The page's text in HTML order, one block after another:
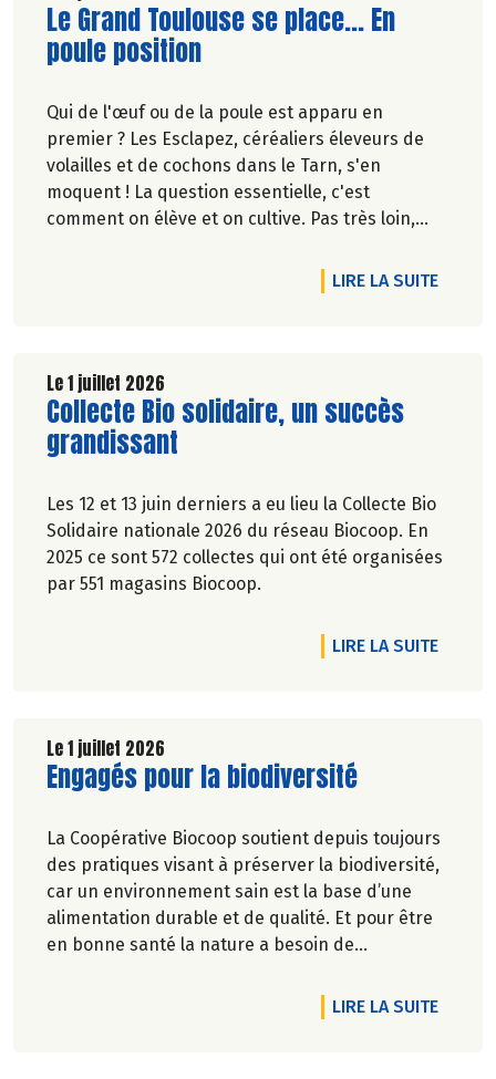
Lire la suite de l'article
Le Grand Toulouse se place... En
poule position
Qui de l'œuf ou de la poule est apparu en
premier ? Les Esclapez, céréaliers éleveurs de
volailles et de cochons dans le Tarn, s'en
moquent ! La question essentielle, c'est
comment on élève et on cultive. Pas très loin,
est en phase. Comme dans les 19 magasins
Biocoop du Grand Toulouse. Ceux-là et d'autres
territoire. Nous y étions à la fin de l'hiver. Suivez-
nous.
Pascale Solana.
LIRE LA SUITEDE
Le 1 juillet 2026
Lire la suite de l'article
Collecte Bio solidaire, un succès
grandissant
Les 12 et 13 juin derniers a eu lieu la Collecte Bio
Solidaire nationale 2026 du réseau Biocoop. En
2025 ce sont 572 collectes qui ont été organisées
par 551 magasins Biocoop.
LIRE LA SUITEDE
Le 1 juillet 2026
Lire la suite de l'article
Engagés pour la biodiversité
La Coopérative Biocoop soutient depuis toujours
des pratiques visant à préserver la biodiversité,
car un environnement sain est la base d’une
alimentation durable et de qualité. Et pour être
en bonne santé la nature a besoin de
LIRE LA SUITEDE